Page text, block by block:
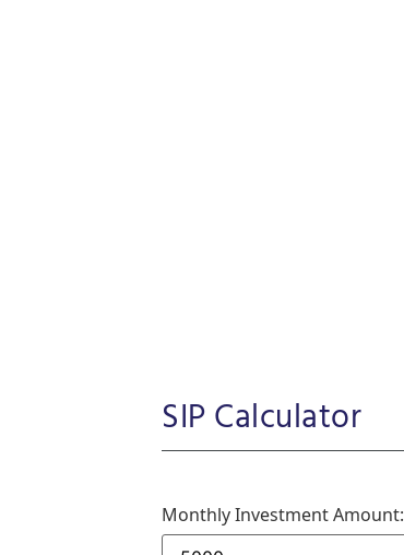
SIP Calculator
Monthly Investment Amount: